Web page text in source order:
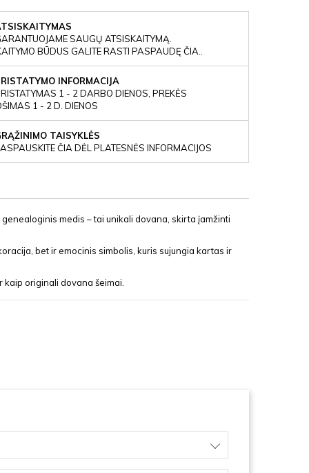
SAUGŲ ATSISKAITYMĄ.
BŪDUS GALITE RASTI PASPAUDĘ ČIA..
INFORMACIJA
1 - 2 DARBO DIENOS, PREKĖS
1 - 2 D. DIENOS
TAISYKLĖS
ČIA DĖL PLATESNĖS INFORMACIJOS
medis – tai unikali dovana, skirta įamžinti
bet ir emocinis simbolis, kuris sujungia kartas ir
kaip originali dovana šeimai.